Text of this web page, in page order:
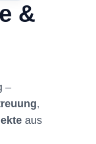
&
–
,
aus